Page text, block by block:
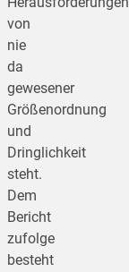
von
nie
da
gewesener
Größenordnung
und
Dringlichkeit
steht.
Dem
Bericht
zufolge
besteht